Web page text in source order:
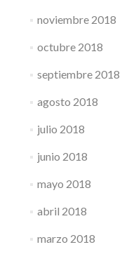
noviembre 2018
octubre 2018
septiembre 2018
agosto 2018
julio 2018
junio 2018
mayo 2018
abril 2018
marzo 2018